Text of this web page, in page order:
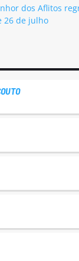
dos Aflitos
26 de julho